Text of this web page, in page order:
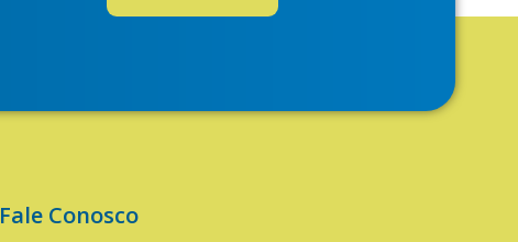
Fale Conosco